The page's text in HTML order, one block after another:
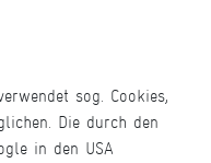
sog. Cookies,
Die durch den
in den USA